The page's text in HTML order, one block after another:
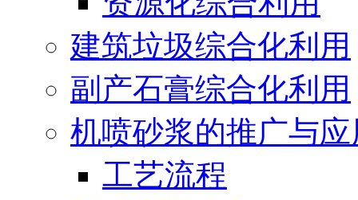
建筑垃圾综合化利用
副产石膏综合化利用
机喷砂浆的推广与应
工艺流程